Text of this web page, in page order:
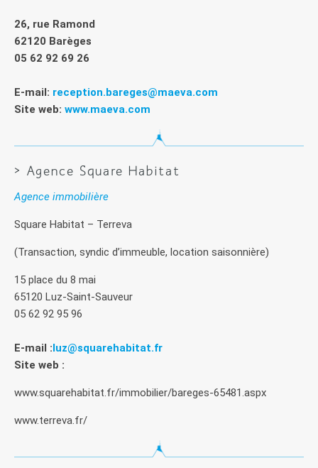
26, rue Ramond
62120 Barèges
05 62 92 69 26
E-mail: reception.bareges@maeva.com
Site web: www.maeva.com
> Agence Square Habitat
Agence immobilière
Square Habitat – Terreva
(Transaction, syndic d’immeuble, location saisonnière)
15 place du 8 mai
65120 Luz-Saint-Sauveur
05 62 92 95 96
E-mail :luz@squarehabitat.fr
Site web :
www.squarehabitat.fr/immobilier/bareges-65481.aspx
www.terreva.fr/